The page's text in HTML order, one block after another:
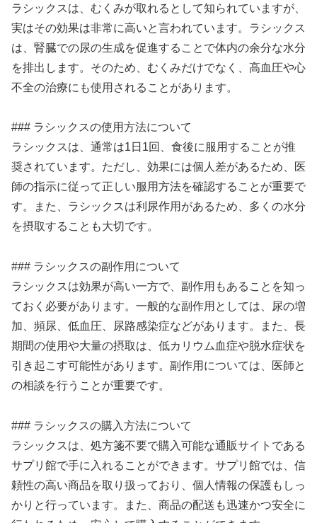
ラシックスは、むくみが取れるとして知られていますが、
実はその効果は非常に高いと言われています。ラシックス
は、腎臓での尿の生成を促進することで体内の余分な水分
を排出します。そのため、むくみだけでなく、高血圧や心
不全の治療にも使用されることがあります。
### ラシックスの使用方法について
ラシックスは、通常は1日1回、食後に服用することが推
奨されています。ただし、効果には個人差があるため、医
師の指示に従って正しい服用方法を確認することが重要で
す。また、ラシックスは利尿作用があるため、多くの水分
を摂取することも大切です。
### ラシックスの副作用について
ラシックスは効果が高い一方で、副作用もあることを知っ
ておく必要があります。一般的な副作用としては、尿の増
加、頻尿、低血圧、尿路感染症などがあります。また、長
期間の使用や大量の摂取は、低カリウム血症や脱水症状を
引き起こす可能性があります。副作用については、医師と
の相談を行うことが重要です。
### ラシックスの購入方法について
ラシックスは、処方箋不要で購入可能な通販サイトである
サプリ館で手に入れることができます。サプリ館では、信
頼性の高い商品を取り扱っており、個人情報の保護もしっ
かりと行っています。また、商品の配送も迅速かつ安全に